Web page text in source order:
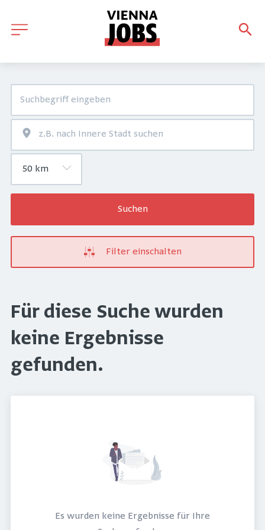
Suchen
Filter einschalten
Für diese Suche wurden
keine Ergebnisse
gefunden.
Es wurden keine Ergebnisse für Ihre